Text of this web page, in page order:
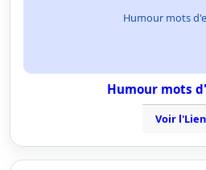
Humour mots
Humour mots
Voir l'Lien